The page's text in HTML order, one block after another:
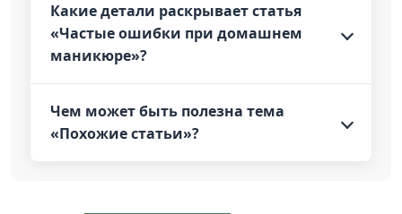
Какие детали раскрывает статья
«Частые ошибки при домашнем
маникюре»?
Чем может быть полезна тема
«Похожие статьи»?